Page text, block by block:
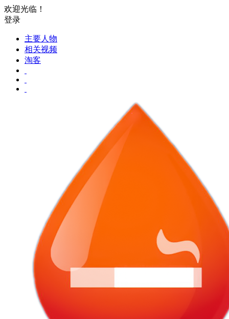
欢迎光临！
登录
主要人物
相关视频
淘客